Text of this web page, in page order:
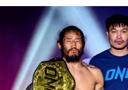
LAWAN
GELARAN
LIHAT
NAMA